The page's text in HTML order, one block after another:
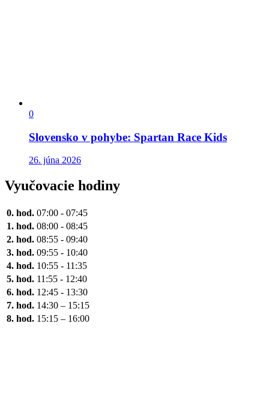
0
Slovensko v pohybe: Spartan Race Kids
26. júna 2026
Vyučovacie hodiny
0. hod. 07:00 - 07:45
1. hod. 08:00 - 08:45
2. hod. 08:55 - 09:40
3. hod. 09:55 - 10:40
4. hod. 10:55 - 11:35
5. hod. 11:55 - 12:40
6. hod. 12:45 - 13:30
7. hod. 14:30 – 15:15
8. hod. 15:15 – 16:00